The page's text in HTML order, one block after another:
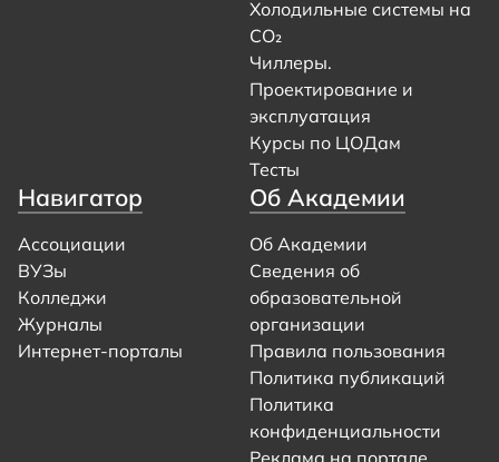
Холодильные системы на
CO₂
Чиллеры.
Проектирование и
эксплуатация
Курсы по ЦОДам
Тесты
Навигатор
Ассоциации
ВУЗы
Колледжи
Журналы
Интернет-порталы
Об Академии
Об Академии
Сведения об
образовательной
организации
Правила пользования
Политика публикаций
Политика
конфиденциальности